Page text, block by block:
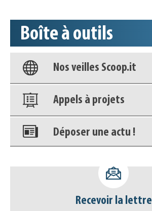
Boîte à outils
Base documentaire
Nos veilles Scoop.it
Appels à projets
Déposer une actu !
déconnecter)
Base documentaire
Recevoir la lettre